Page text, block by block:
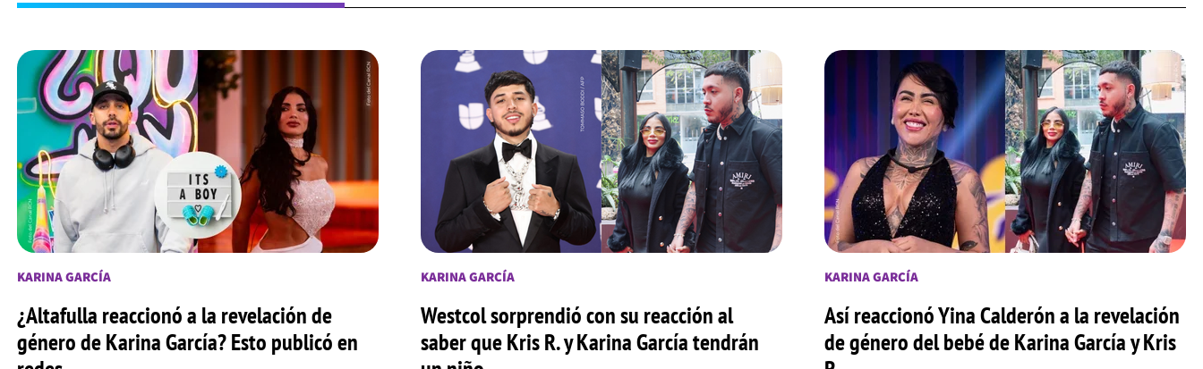
KARINA GARCÍA
¿Altafulla reaccionó a la revelación de
género de Karina García? Esto publicó en
KARINA GARCÍA
Westcol sorprendió con su reacción al
saber que Kris R. y Karina García tendrán
KARINA GARCÍA
Así reaccionó Yina Calderón a la revelación
de género del bebé de Karina García y Kris